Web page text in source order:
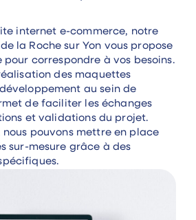
internet e-commerce, notre
la Roche sur Yon vous propose
pour correspondre à vos besoins.
des maquettes
au sein de
de faciliter les échanges
et validations du projet.
nous pouvons mettre en place
sur-mesure grâce à des